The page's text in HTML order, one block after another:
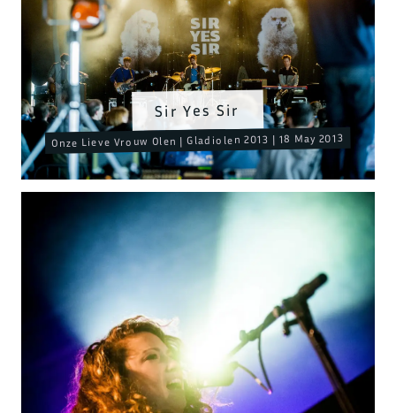
Sir Yes Sir
Onze Lieve Vrouw Olen | Gladiolen 2013 | 18 May 2013